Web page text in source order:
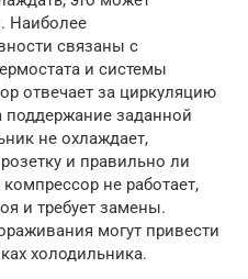
Наиболее
связаны с
и системы
отвечает за циркуляцию
поддержание заданной
не охлаждает,
и правильно ли
не работает,
и требует замены.
могут привести
холодильника.